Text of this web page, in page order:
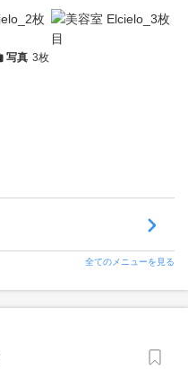
写真 3枚
全てのメニューを見る